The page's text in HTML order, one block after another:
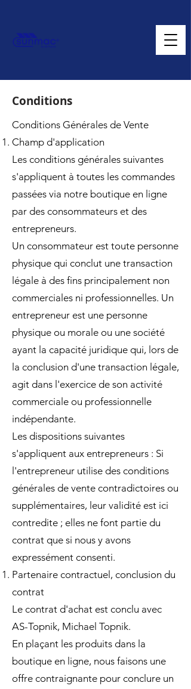
Conditions
Conditions Générales de Vente
Champ d'application
Les conditions générales suivantes
s'appliquent à toutes les commandes
passées via notre boutique en ligne
par des consommateurs et des
entrepreneurs.
Un consommateur est toute personne
physique qui conclut une transaction
légale à des fins principalement non
commerciales ni professionnelles. Un
entrepreneur est une personne
physique ou morale ou une société
ayant la capacité juridique qui, lors de
la conclusion d'une transaction légale,
agit dans l'exercice de son activité
commerciale ou professionnelle
indépendante.
Les dispositions suivantes
s'appliquent aux entrepreneurs : Si
l'entrepreneur utilise des conditions
générales de vente contradictoires ou
supplémentaires, leur validité est ici
contredite ; elles ne font partie du
contrat que si nous y avons
expressément consenti.
Partenaire contractuel, conclusion du
contrat
Le contrat d'achat est conclu avec
AS-Topnik, Michael Topnik.
En plaçant les produits dans la
boutique en ligne, nous faisons une
offre contraignante pour conclure un